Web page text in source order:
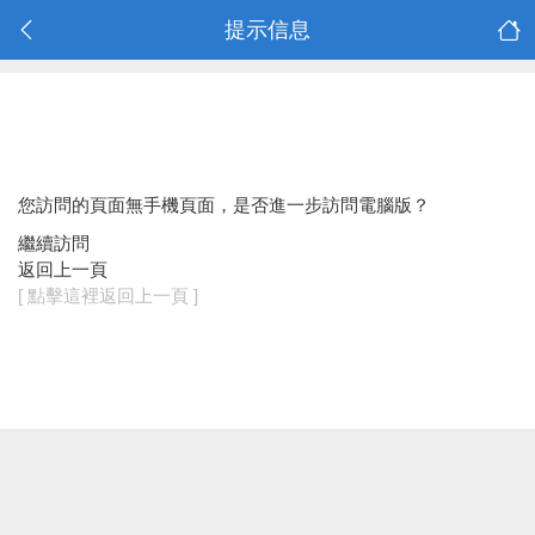
提示信息
您訪問的頁面無手機頁面，是否進一步訪問電腦版？
繼續訪問
返回上一頁
[ 點擊這裡返回上一頁 ]